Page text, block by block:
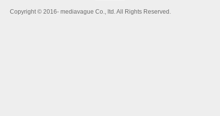
Copyright © 2016- mediavague Co., ltd. All Rights Reserved.